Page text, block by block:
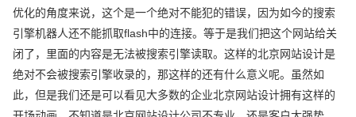
优化的角度来说，这个是一个绝对不能犯的错误，因为如今的搜索
引擎机器人还不能抓取flash中的连接。等于是我们把这个网站给关
闭了，里面的内容是无法被搜索引擎读取。这样的北京网站设计是
绝对不会被搜索引擎收录的，那这样的还有什么意义呢。虽然如
此，但是我们还是可以看见大多数的企业北京网站设计拥有这样的